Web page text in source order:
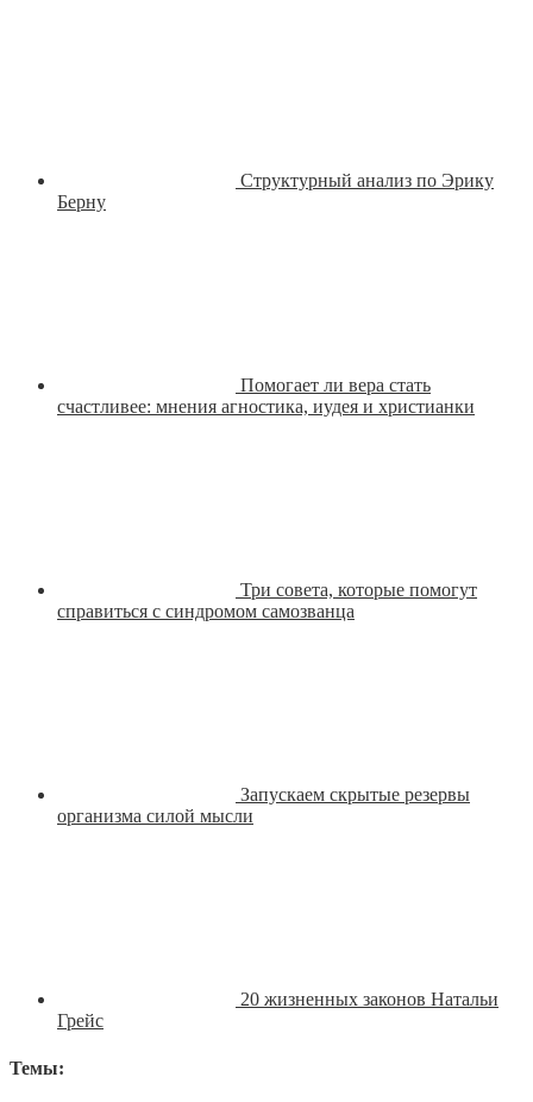
Структурный анализ по Эрику
Берну
Помогает ли вера стать
счастливее: мнения агностика, иудея и христианки
Три совета, которые помогут
справиться с синдромом самозванца
Запускаем скрытые резервы
организма силой мысли
20 жизненных законов Натальи
Грейс
Темы: